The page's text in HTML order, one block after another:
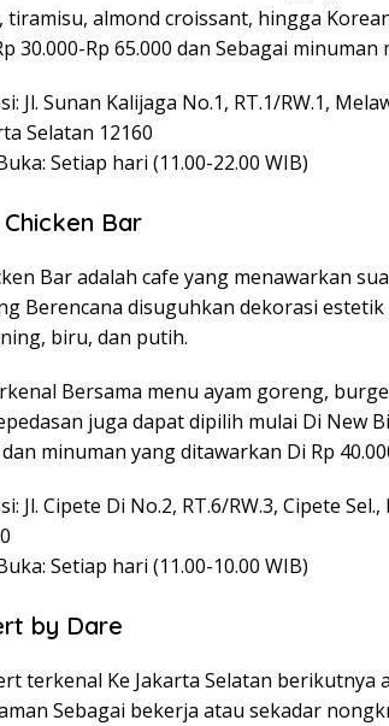
tiramisu, almond croissant, hingga
30.000-Rp 65.000 dan Sebagai minuman
Jl. Sunan Kalijaga No.1, RT.1/RW.1,
Selatan 12160
Setiap hari (11.00-22.00 WIB)
Chicken Bar
Bar adalah cafe yang menawarkan
Berencana disuguhkan dekorasi
biru, dan putih.
Bersama menu ayam goreng,
juga dapat dipilih mulai Di New
minuman yang ditawarkan Di Rp
Jl. Cipete Di No.2, RT.6/RW.3, Cipete
Setiap hari (11.00-10.00 WIB)
by Dare
terkenal Ke Jakarta Selatan berikutnya
Sebagai bekerja atau sekadar